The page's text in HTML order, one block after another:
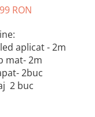
RON
aplicat - 2m
mat- 2m
2buc
2 buc